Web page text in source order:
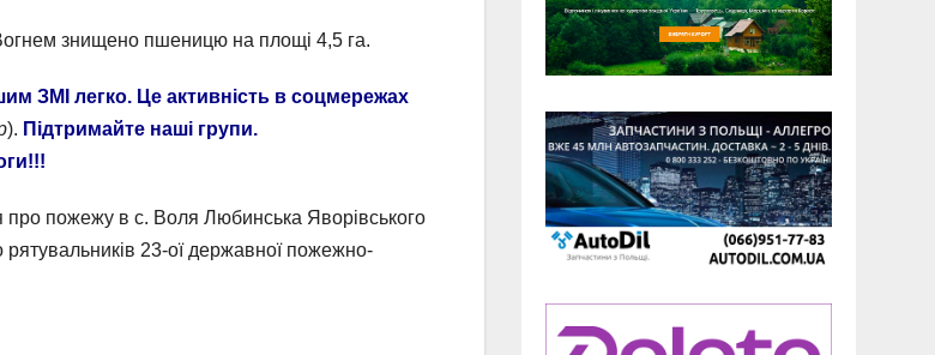
знищено пшеницю на площі 4,5 га.
ЗМІ легко. Це активність в соцмережах
). Підтримайте наші групи.
про пожежу в с. Воля Любинська Яворівського
рятувальників 23-ої державної пожежно-